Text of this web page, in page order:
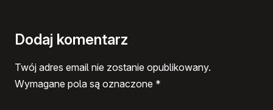
Dodaj komentarz
Twój adres email nie zostanie opublikowany.
Wymagane pola są oznaczone *